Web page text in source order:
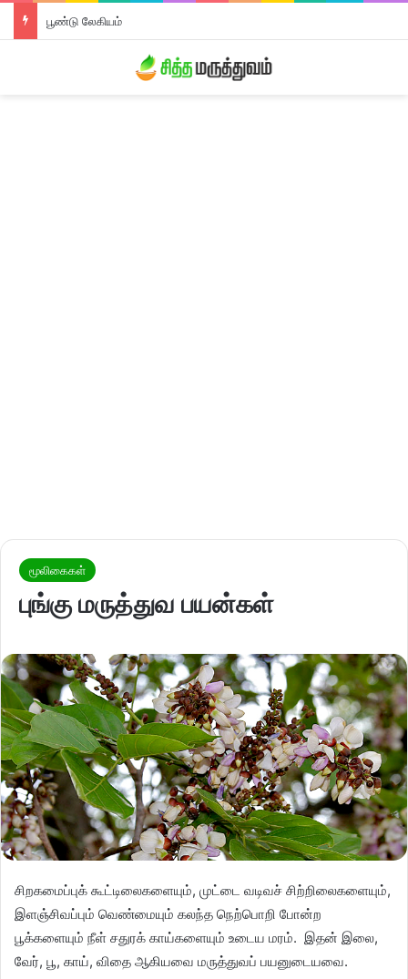
பூண்டு லேகியம்
மூலிகைகள்
புங்கு மருத்துவ பயன்கள்
சிறகமைப்புக் கூட்டிலைகளையும், முட்டை வடிவச் சிற்றிலைகளையும்,
இளஞ்சிவப்பும் வெண்மையும் கலந்த நெற்பொறி போன்ற
பூக்களையும் நீள் சதுரக் காய்களையும் உடைய மரம். இதன் இலை,
வேர், பூ, காய், விதை ஆகியவை மருத்துவப் பயனுடையவை.